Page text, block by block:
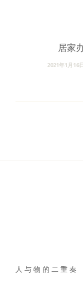
居家
2021年1月16日
人 与 物 的 二 重 奏